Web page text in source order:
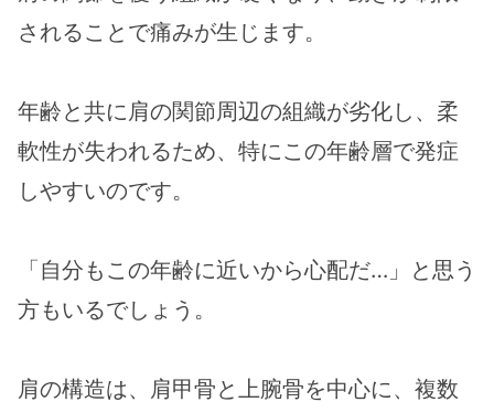
されることで痛みが生じます。
年齢と共に肩の関節周辺の組織が劣化し、柔
軟性が失われるため、特にこの年齢層で発症
しやすいのです。
「自分もこの年齢に近いから心配だ…」と思う
方もいるでしょう。
肩の構造は、肩甲骨と上腕骨を中心に、複数